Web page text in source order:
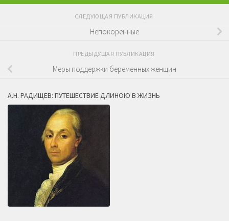
СЛЕДУЮЩАЯ ПУБЛИКАЦИЯ
Непокоренные
ПРЕДЫДУЩАЯ ПУБЛИКАЦИЯ
Меры поддержки беременных женщин
А.Н. РАДИЩЕВ: ПУТЕШЕСТВИЕ ДЛИНОЮ В ЖИЗНЬ